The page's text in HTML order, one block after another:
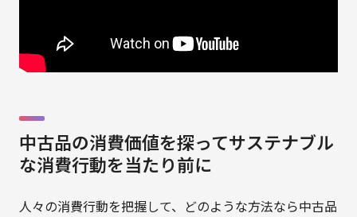
中古品の消費価値を探ってサステナブル
な消費行動を当たり前に
人々の消費行動を把握して、どのような方法なら中古品